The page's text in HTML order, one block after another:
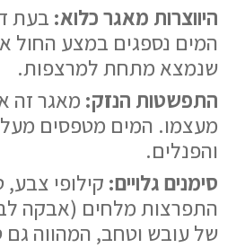
היווצרות מאגר כלוא: בעת
המים נספגים במצע החול
שנמצא מתחת למרצפות.
התפשטות הנזק: מאגר זה
מעצמו. המים מטפסים
והפנלים.
סימנים גלויים: קילופי צבע,
התפרצות מלחים (אבקה
של עובש וטחב, המהווה גם